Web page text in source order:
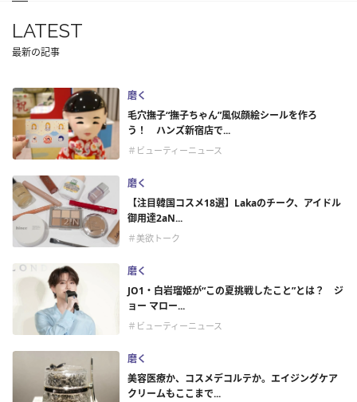
LATEST
最新の記事
磨く
毛穴撫子“撫子ちゃん”風似顔絵シールを作ろ
う！ ハンズ新宿店で...
＃ビューティーニュース
磨く
【注目韓国コスメ18選】Lakaのチーク、アイドル
御用達2aN...
＃美欲トーク
磨く
JO1・白岩瑠姫が“この夏挑戦したこと”とは？ ジ
ョー マロー...
＃ビューティーニュース
磨く
美容医療か、コスメデコルテか。エイジングケア
クリームもここまで...